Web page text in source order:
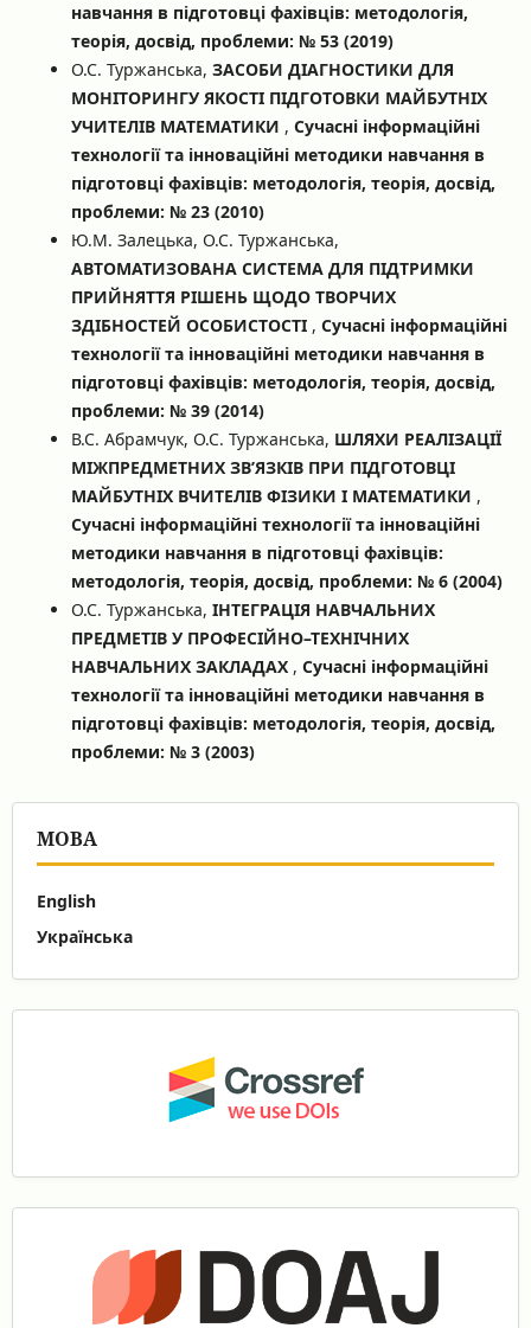
навчання в підготовці фахівців: методологія,
теорія, досвід, проблеми: № 53 (2019)
О.С. Туржанська, ЗАСОБИ ДІАГНОСТИКИ ДЛЯ
МОНІТОРИНГУ ЯКОСТІ ПІДГОТОВКИ МАЙБУТНІХ
УЧИТЕЛІВ МАТЕМАТИКИ , Сучасні інформаційні
технології та інноваційні методики навчання в
підготовці фахівців: методологія, теорія, досвід,
проблеми: № 23 (2010)
Ю.М. Залецька, О.С. Туржанська,
АВТОМАТИЗОВАНА СИСТЕМА ДЛЯ ПІДТРИМКИ
ПРИЙНЯТТЯ РІШЕНЬ ЩОДО ТВОРЧИХ
ЗДІБНОСТЕЙ ОСОБИСТОСТІ , Сучасні інформаційні
технології та інноваційні методики навчання в
підготовці фахівців: методологія, теорія, досвід,
проблеми: № 39 (2014)
В.С. Абрамчук, О.С. Туржанська, ШЛЯХИ РЕАЛІЗАЦІЇ
МІЖПРЕДМЕТНИХ ЗВ’ЯЗКІВ ПРИ ПІДГОТОВЦІ
МАЙБУТНІХ ВЧИТЕЛІВ ФІЗИКИ І МАТЕМАТИКИ ,
Сучасні інформаційні технології та інноваційні
методики навчання в підготовці фахівців:
методологія, теорія, досвід, проблеми: № 6 (2004)
О.С. Туржанська, ІНТЕГРАЦІЯ НАВЧАЛЬНИХ
ПРЕДМЕТІВ У ПРОФЕСІЙНО–ТЕХНІЧНИХ
НАВЧАЛЬНИХ ЗАКЛАДАХ , Сучасні інформаційні
технології та інноваційні методики навчання в
підготовці фахівців: методологія, теорія, досвід,
проблеми: № 3 (2003)
МОВА
English
Українська